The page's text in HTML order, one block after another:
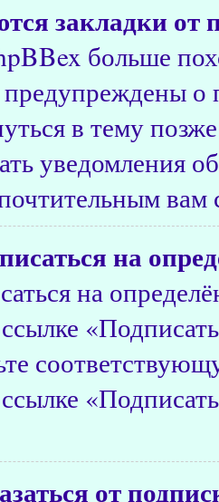
закладки от
больше
в тему
уведомления
на
на
от